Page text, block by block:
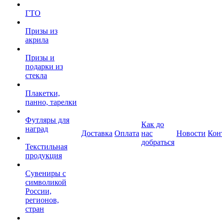
ГТО
Призы из
акрила
Призы и
подарки из
стекла
Плакетки,
панно, тарелки
Футляры для
наград
Текстильная
продукция
Сувениры с
символикой
России,
регионов,
стран
Доставка Оплата
Как до
нас
добраться
Новости